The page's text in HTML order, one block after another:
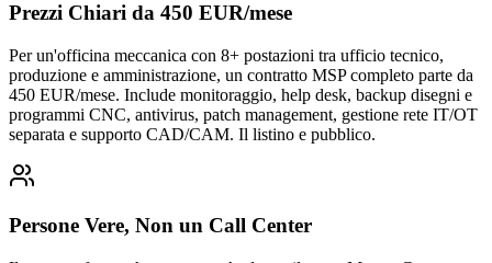
Prezzi Chiari da 450 EUR/mese
Per un'officina meccanica con 8+ postazioni tra ufficio tecnico,
produzione e amministrazione, un contratto MSP completo parte da
450 EUR/mese. Include monitoraggio, help desk, backup disegni e
programmi CNC, antivirus, patch management, gestione rete IT/OT
separata e supporto CAD/CAM. Il listino e pubblico.
Persone Vere, Non un Call Center